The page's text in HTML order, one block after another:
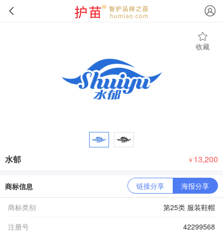
收藏
水郁 ￥ 13,200
商标信息 链接分享 海报分享
商标类别
第25类 服装鞋帽
注册号
42299568